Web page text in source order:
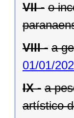
VII - o
VIII - a
01/01/
IX - a
artístico